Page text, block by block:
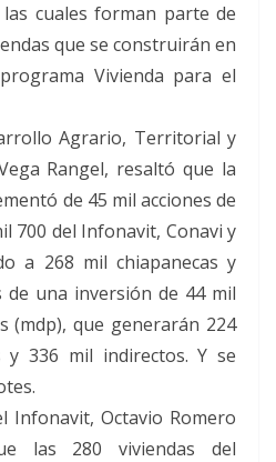
cuales forman parte de
que se construirán en
Vivienda para el
Agrario, Territorial y
Rangel, resaltó que la
de 45 mil acciones de
700 del Infonavit, Conavi y
a 268 mil chiapanecas y
de una inversión de 44 mil
(mdp), que generarán 224
y 336 mil indirectos. Y se
Infonavit, Octavio Romero
las 280 viviendas del